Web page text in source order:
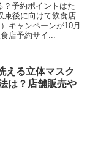
？予約ポイントはた
束後に向けて飲食店
キャンペーンが10月
店予約サイ...
える立体マスク
は？店舗販売や